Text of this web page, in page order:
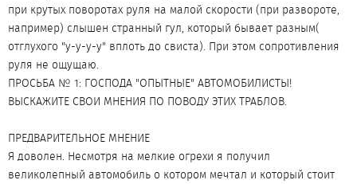
при крутых поворотах руля на малой скорости (при развороте,
например) слышен странный гул, который бывает разным(
отглухого "у-у-у-у" вплоть до свиста). При этом сопротивления
руля не ощущаю.
ПРОСЬБА № 1: ГОСПОДА "ОПЫТНЫЕ" АВТОМОБИЛИСТЫ!
ВЫСКАЖИТЕ СВОИ МНЕНИЯ ПО ПОВОДУ ЭТИХ ТРАБЛОВ.
ПРЕДВАРИТЕЛЬНОЕ МНЕНИЕ
Я доволен. Несмотря на мелкие огрехи я получил
великолепный автомобиль о котором мечтал и который стоит